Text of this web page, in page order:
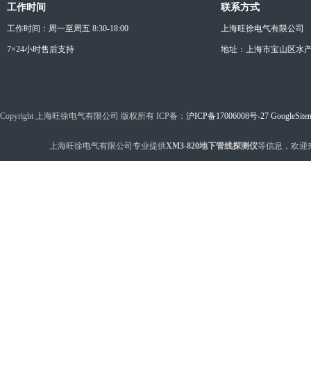
工作时间
工作时间：周一至周五 8:30-18:00
7×24小时售后支持
联系方式
上海旺徐电气有限公司
地址：上海市宝山区水
Copyright 上海旺徐电气有限公司 版权所有 ICP备： 沪ICP备17006008号-27
上海旺徐电气有限公司专业提供XM3-820地下管线探测仪等信息，欢迎